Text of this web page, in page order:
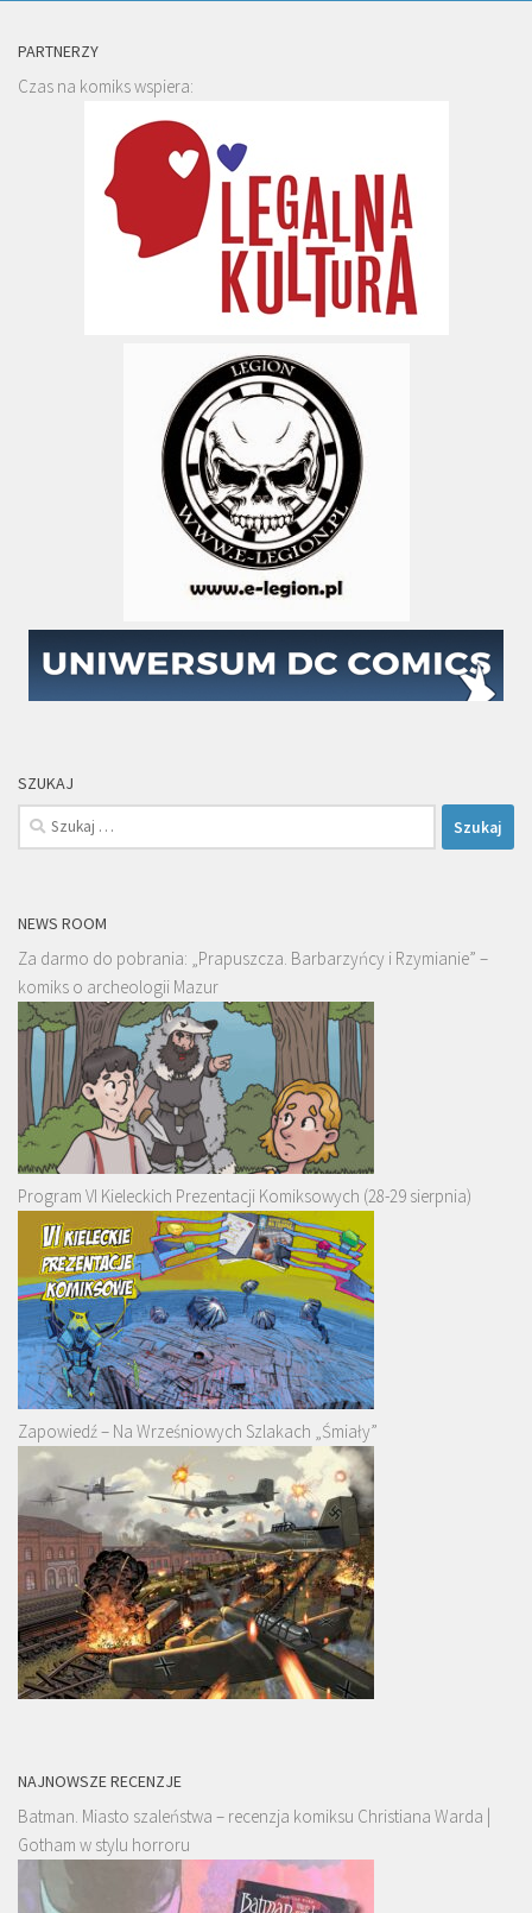
PARTNERZY
Czas na komiks wspiera:
SZUKAJ
Szukaj:
NEWS ROOM
Za darmo do pobrania: „Prapuszcza. Barbarzyńcy i Rzymianie” –
komiks o archeologii Mazur
Program VI Kieleckich Prezentacji Komiksowych (28-29 sierpnia)
Zapowiedź – Na Wrześniowych Szlakach „Śmiały”
NAJNOWSZE RECENZJE
Batman. Miasto szaleństwa – recenzja komiksu Christiana Warda |
Gotham w stylu horroru